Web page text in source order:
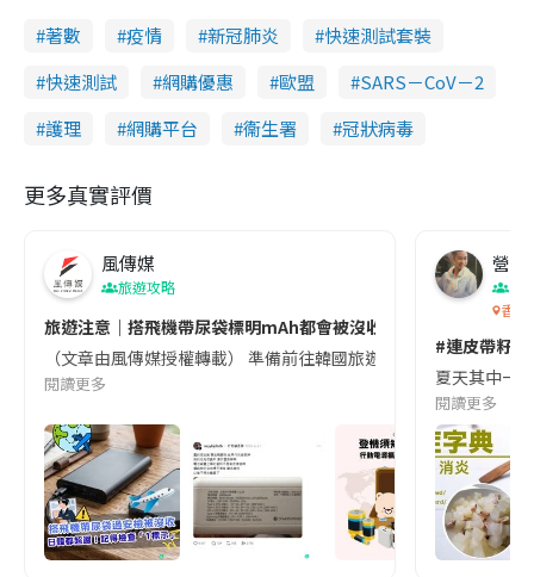
著數 疫情 新冠肺炎
快速測試套裝
快速測試
網購優惠 歐盟
SARS－CoV－2
護理
網購平台 衞生署 冠狀病毒
更多真實評價
風傳媒
旅遊攻略
旅遊注意｜搭飛機帶尿袋標明mAh都會被沒收😱出發前切記檢查
（文章由風傳媒授權轉載） 準備前往韓國旅遊的民眾，近期要
閱讀更多
營養
香港
#連皮帶籽
夏天其中一
閱讀更多